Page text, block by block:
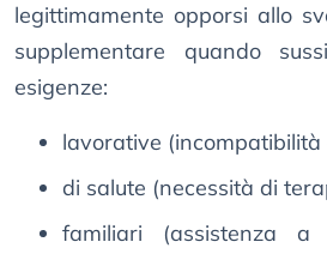
legittimamente opporsi allo
supplementare quando
esigenze:
lavorative (incompatibilità
di salute (necessità di
familiari (assistenza